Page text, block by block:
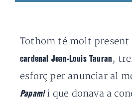
Tothom té molt present
cardenal Jean-Louis Tauran ,
esforç per anunciar al
Papam! i que donava a